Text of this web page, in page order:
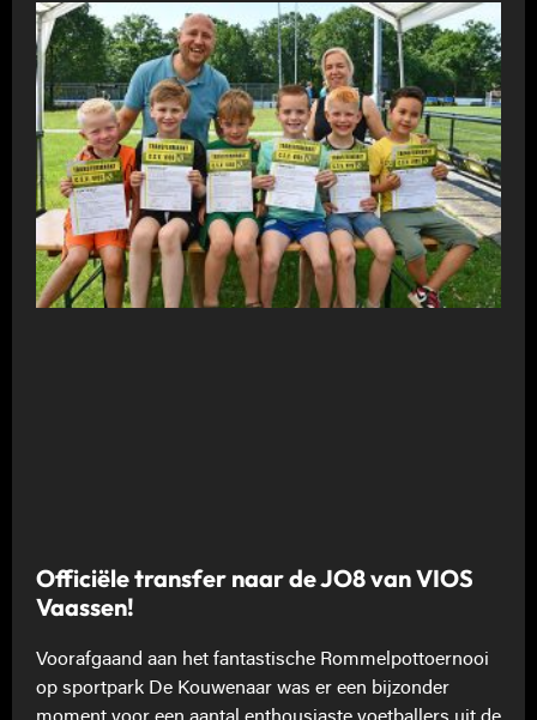
Officiële transfer naar de JO8 van VIOS
Vaassen!
Voorafgaand aan het fantastische Rommelpottoernooi
op sportpark De Kouwenaar was er een bijzonder